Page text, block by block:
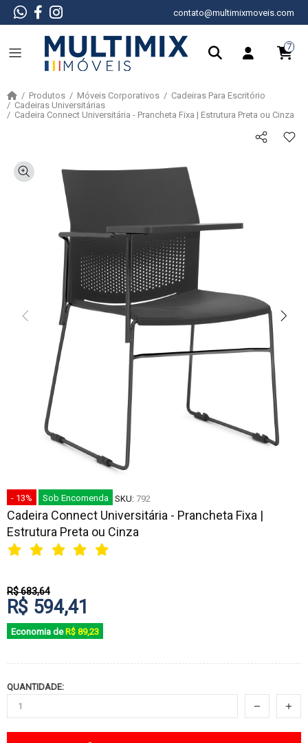
contato@multimixmoveis.com
7
Produtos Móveis Corporativos
Cadeiras Para Escritório
Cadeiras Universitárias
Cadeira Connect Universitária - Prancheta Fixa | Estrutura Preta ou Cinza
- 13% Sob Encomenda SKU: 792
Cadeira Connect Universitária - Prancheta Fixa |
Estrutura Preta ou Cinza
R$ 683,64
R$ 594,41
Economia de R$ 89,23
QUANTIDADE: